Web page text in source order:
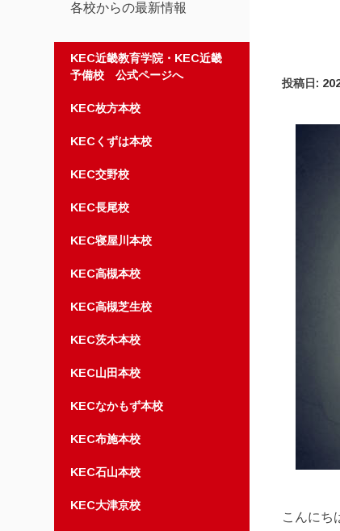
各校からの最新情報
コンテンツへスキップ
KEC近畿教育学院・KEC近畿
予備校 公式ページへ
KEC枚方本校
KECくずは本校
KEC交野校
KEC長尾校
KEC寝屋川本校
KEC高槻本校
KEC高槻芝生校
KEC茨木本校
KEC山田本校
KECなかもず本校
KEC布施本校
KEC石山本校
KEC大津京校
投稿日:
こんにち